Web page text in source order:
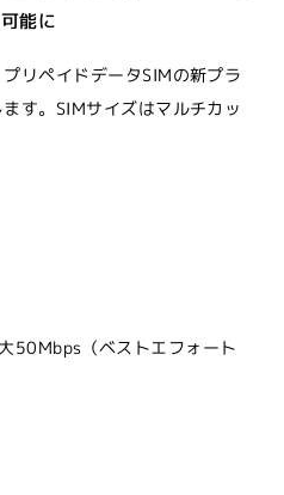
能に
リペイドデータSIMの新プラ
す。SIMサイズはマルチカッ
50Mbps（ベストエフォート